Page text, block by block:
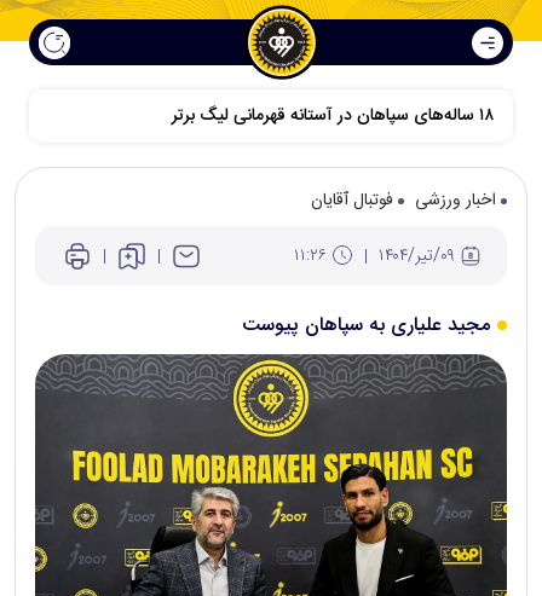
۱۸ ساله‌های سپاهان در آستانه قهرمانی لیگ برتر
اخبار ورزشی
فوتبال آقایان
مجید علیاری به سپاهان پیوست